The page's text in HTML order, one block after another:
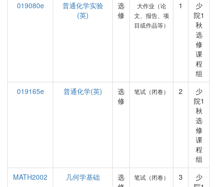
019080e
普通化学实验
(英)
选
修
大作业（论
文、报告、项
目或作品等）
1
少
院1
秋
选
修
课
程
组
019165e
普通化学(英)
选
修
笔试（闭卷） 2
少
院1
秋
选
修
课
程
组
MATH2002
几何学基础
选
笔试（闭卷） 3
少